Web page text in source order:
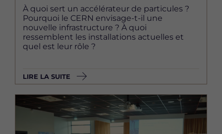
À quoi sert un accélérateur de particules ?
Pourquoi le CERN envisage-t-il une
nouvelle infrastructure ? À quoi
ressemblent les installations actuelles et
quel est leur rôle ?
LIRE LA SUITE
Image